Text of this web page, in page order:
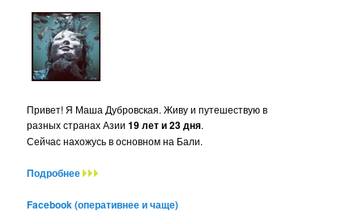
Привет! Я Маша Дубровская. Живу и путешествую в
разных странах Азии19 лет и 23 дня.
Сейчас нахожусь в основном на Бали.
Подробнее
Facebook (оперативнее и чаще)